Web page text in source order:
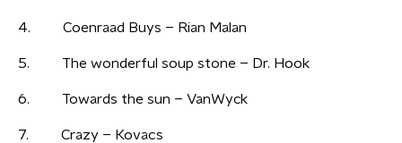
4. Coenraad Buys – Rian Malan
5. The wonderful soup stone – Dr. Hook
6. Towards the sun – VanWyck
7. Crazy – Kovacs